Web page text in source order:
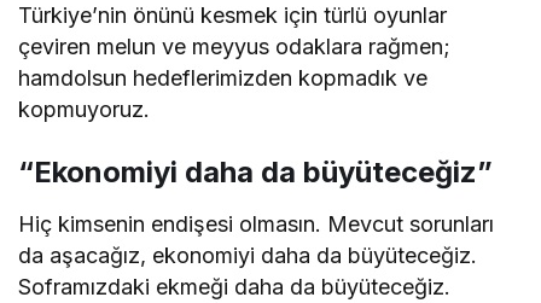
Türkiye’nin önünü kesmek için türlü oyunlar
çeviren melun ve meyyus odaklara rağmen;
hamdolsun hedeflerimizden kopmadık ve
kopmuyoruz.
“Ekonomiyi daha da büyüteceğiz”
Hiç kimsenin endişesi olmasın. Mevcut sorunları
da aşacağız, ekonomiyi daha da büyüteceğiz.
Soframızdaki ekmeği daha da büyüteceğiz.